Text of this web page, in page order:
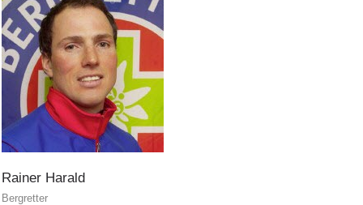
Helfer vor Ort
Rainer Harald
Bergretter